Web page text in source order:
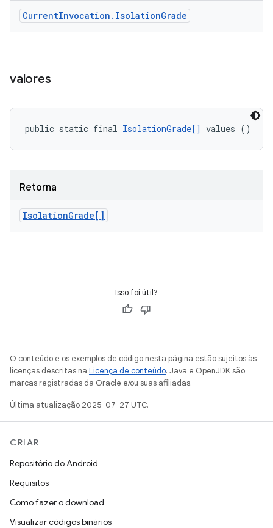
CurrentInvocation . IsolationGrade
valores
public static final IsolationGrade[] values ()
Retorna
IsolationGrade[]
Isso foi útil?
O conteúdo e os exemplos de código nesta página estão sujeitos às
licenças descritas na Licença de conteúdo. Java e OpenJDK são
marcas registradas da Oracle e/ou suas afiliadas.
Última atualização 2025-07-27 UTC.
CRIAR
Repositório do Android
Requisitos
Como fazer o download
Visualizar códigos binários